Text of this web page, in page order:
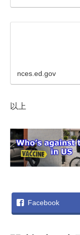
nces.ed.gov
以上
Facebook